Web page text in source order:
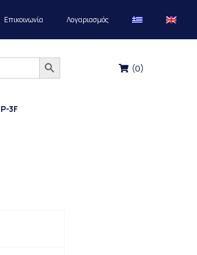
Επικοινωνία Λογαριασμός
Search Button
(0)
3F